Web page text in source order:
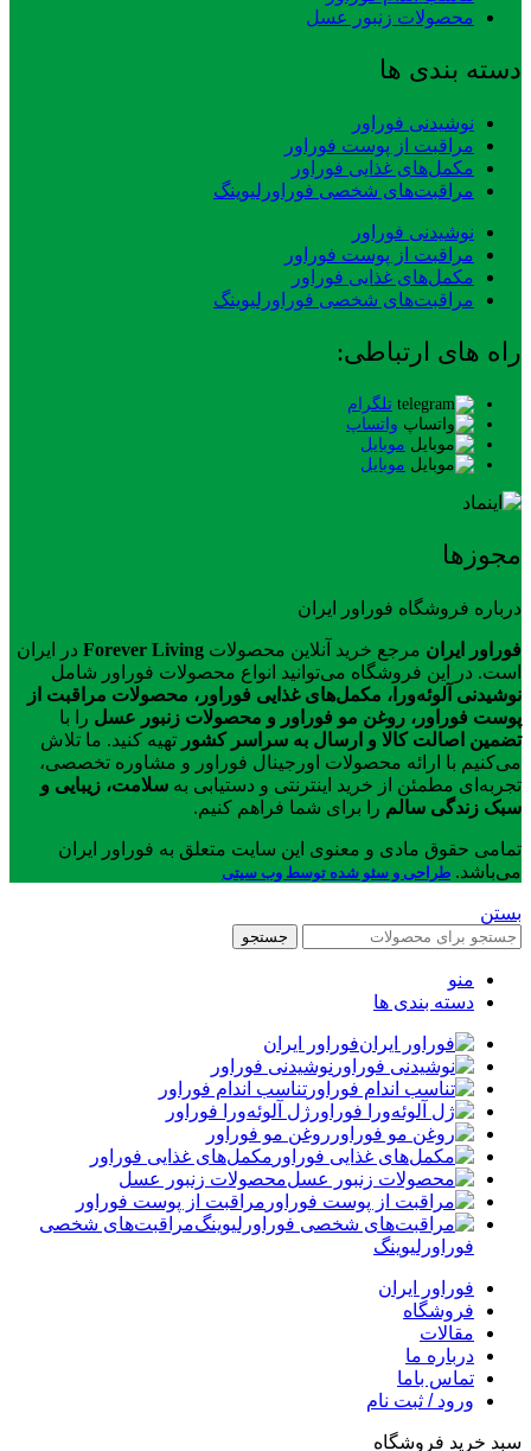
محصولات زنبور عسل
دسته بندی ها
نوشیدنی فوراور
مراقبت از پوست فوراور
مکمل‌های غذایی فوراور
مراقبت‌های شخصی فوراورلیوینگ
نوشیدنی فوراور
مراقبت از پوست فوراور
مکمل‌های غذایی فوراور
مراقبت‌های شخصی فوراورلیوینگ
راه های ارتباطی:
تلگرام
واتساپ
موبایل
موبایل
مجوزها
درباره فروشگاه فوراور ایران
فوراور ایران مرجع خرید آنلاین محصولات Forever Living در ایران
است. در این فروشگاه می‌توانید انواع محصولات فوراور شامل
نوشیدنی آلوئه‌ورا، مکمل‌های غذایی فوراور، محصولات مراقبت از
پوست فوراور، روغن مو فوراور و محصولات زنبور عسل را با
تضمین اصالت کالا و ارسال به سراسر کشور تهیه کنید. ما تلاش
می‌کنیم با ارائه محصولات اورجینال فوراور و مشاوره تخصصی،
تجربه‌ای مطمئن از خرید اینترنتی و دستیابی به سلامت، زیبایی و
سبک زندگی سالم را برای شما فراهم کنیم.
تمامی حقوق مادی و معنوی این سایت متعلق به فوراور ایران
می‌باشد. طراحی و سئو شده توسط وب سیتی
بستن
جستجو
منو
دسته بندی ها
فوراور ایران
نوشیدنی فوراور
تناسب اندام فوراور
ژل آلوئه‌ورا فوراور
روغن مو فوراور
مکمل‌های غذایی فوراور
محصولات زنبور عسل
مراقبت از پوست فوراور
مراقبت‌های شخصی
فوراورلیوینگ
فوراور ایران
فروشگاه
مقالات
درباره ما
تماس باما
ورود / ثبت نام
سبد خرید فروشگاه